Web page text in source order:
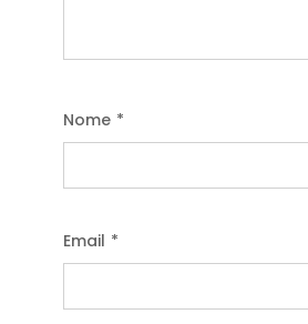
Nome *
Email *